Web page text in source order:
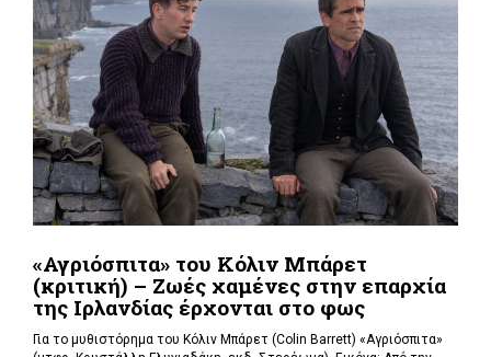
«Αγριόσπιτα» του Κόλιν Μπάρετ
(κριτική) – Ζωές χαμένες στην επαρχία
της Ιρλανδίας έρχονται στο φως
Για το μυθιστόρημα του Κόλιν Μπάρετ (Colin Barrett) «Αγριόσπιτα»